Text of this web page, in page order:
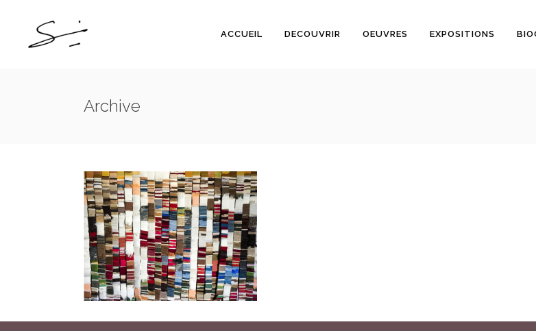
ACCUEIL DECOUVRIR OEUVRES EXPOSITIONS
Archive
655_COLLAB. :
REGARDS TEXTILES –
ANTERIEURES